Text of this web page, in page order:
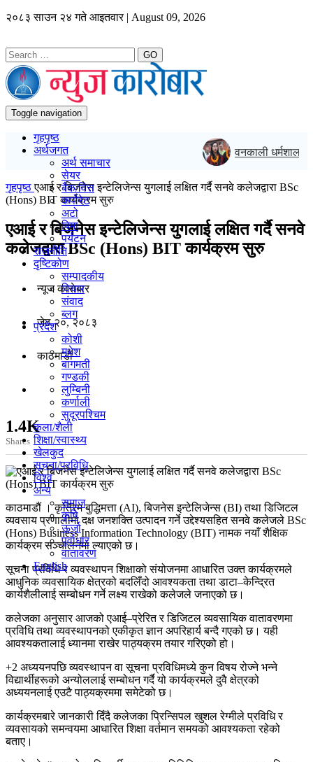
२०८३ साउन २४ गते आइतवार | August 09, 2026
GO
Toggle navigation
गृहपृष्ठ
अर्थजगत
अर्थ समाचार
सेयर
बैंक/वित्त
कर्पोरेट
अटो
बिमा
पर्यटन
राजनीति
दृष्टिकोण
सम्पादकीय
विचार
संवाद
ब्लग
प्रदेश
कोशी
मधेश
बागमती
गण्डकी
लुम्बिनी
कर्णाली
सुदूरपश्चिम
कला/शैली
शिक्षा/स्वास्थ्य
खेलकुद
सूचना/प्रविधि
विश्व
अन्य
समाज
कृषि
ऊर्जा
पूर्वाधार
वातावरण
English
वनकाली धर्मशालाको
गृहपृष्ठएआई र बिजनेस इन्टेलिजेन्स युगलाई लक्षित गर्दै सनवे कलेजद्वारा BSc
(Hons) BIT कार्यक्रम सुरु
एआई र बिजनेस इन्टेलिजेन्स युगलाई लक्षित गर्दै सनवे
कलेजद्वारा BSc (Hons) BIT कार्यक्रम सुरु
न्यूज काराेबार
जेठ २०, २०८३
काठमाडाैं
1.4K
Shares
काठमाडौं । कृत्रिम बुद्धिमत्ता (AI), बिजनेस इन्टेलिजेन्स (BI) तथा डिजिटल
व्यवसाय प्रणालीमा दक्ष जनशक्ति उत्पादन गर्ने उद्देश्यसहित सनवे कलेजले BSc
(Hons) Business Information Technology (BIT) नामक नयाँ शैक्षिक
कार्यक्रम सञ्चालनमा ल्याएको छ।
सूचना प्रविधि र व्यवस्थापन शिक्षाको संयोजनमा आधारित उक्त कार्यक्रमले
आधुनिक व्यवसायिक क्षेत्रको बदलिँदो आवश्यकता तथा डाटा–केन्द्रित
कार्यशैलीलाई सम्बोधन गर्ने लक्ष्य राखेको कलेजले जनाएको छ।
कलेजका अनुसार आजको एआई–प्रेरित र डिजिटल व्यवसायिक वातावरणमा
प्रविधि तथा व्यवस्थापनको एकीकृत ज्ञान अपरिहार्य बन्दै गएको छ। यही
आवश्यकतालाई ध्यानमा राखेर पाठ्यक्रम तयार गरिएको हो।
+2 अध्ययनपछि व्यवस्थापन वा सूचना प्रविधिमध्ये कुन विषय रोज्ने भन्ने
विद्यार्थीहरूको अन्योललाई सम्बोधन गर्दै यो कार्यक्रमले दुवै क्षेत्रको
अध्ययनलाई एउटै पाठ्यक्रममा समेटेको छ।
कार्यक्रमबारे जानकारी दिँदै कलेजका प्रिन्सिपल खुशल रेग्मीले प्रविधि र
व्यवसायको समन्वयमा आधारित शिक्षा वर्तमान समयको आवश्यकता रहेको
बताए।